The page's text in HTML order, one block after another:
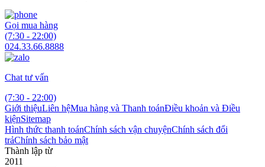
Gọi mua hàng
(7:30 - 22:00)
024.33.66.8888
Chat tư vấn
(7:30 - 22:00)
Giới thiệuLiên hệMua hàng và Thanh toánĐiều khoản và Điều
kiệnSitemap
Hình thức thanh toánChính sách vận chuyệnChính sách đổi
trảChính sách bảo mật
Thành lập từ
2011